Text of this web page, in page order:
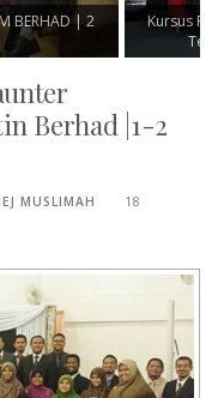
Protokol | Kolej Poly-
[ Read More ]
Berhad |1-2
MUSLIMAH
18